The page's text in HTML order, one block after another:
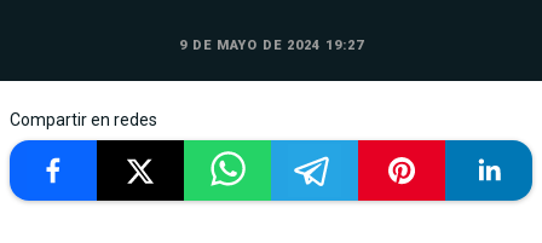
9 DE MAYO DE 2024 19:27
Compartir en redes